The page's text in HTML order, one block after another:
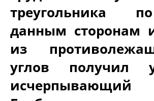
треугольника
данным сторонам
из
углов получил
исчерпывающий